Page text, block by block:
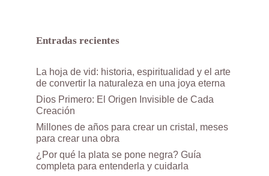
Entradas recientes
La hoja de vid: historia, espiritualidad y el arte
de convertir la naturaleza en una joya eterna
Dios Primero: El Origen Invisible de Cada
Creación
Millones de años para crear un cristal, meses
para crear una obra
¿Por qué la plata se pone negra? Guía
completa para entenderla y cuidarla